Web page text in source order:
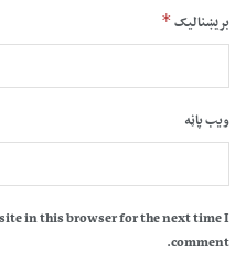
بریښنالیک*
ویب پاڼه
in this browser for the next time I
comment.